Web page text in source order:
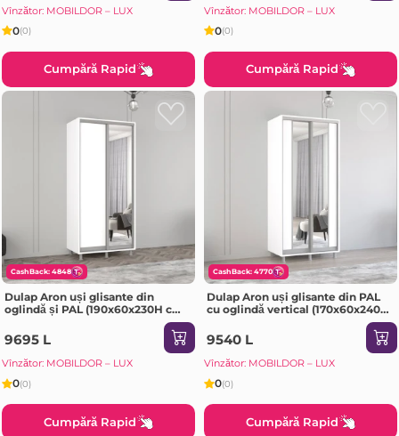
Vînzător: MOBILDOR – LUX
0(0)
Cumpără Rapid
Vînzător: MOBILDOR – LUX
0(0)
Cumpără Rapid
CashBack: 4848
Dulap Aron uși glisante din
oglindă și PAL (190x60x230H cm)
9695 L
Vînzător: MOBILDOR – LUX
0(0)
Cumpără Rapid
CashBack: 4770
Dulap Aron uși glisante din PAL
cu oglindă vertical (170x60x240H
9540 L
Vînzător: MOBILDOR – LUX
0(0)
Cumpără Rapid